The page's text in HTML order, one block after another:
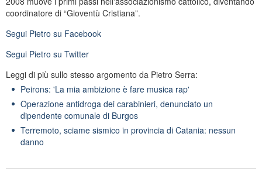
coordinatore di “Gioventù Cristiana”.
Segui Pietro su Facebook
Segui Pietro su Twitter
Leggi di più sullo stesso argomento da Pietro Serra:
Peirons: 'La mia ambizione è fare musica rap'
Operazione antidroga dei carabinieri, denunciato un
dipendente comunale di Burgos
Terremoto, sciame sismico in provincia di Catania: nessun
danno